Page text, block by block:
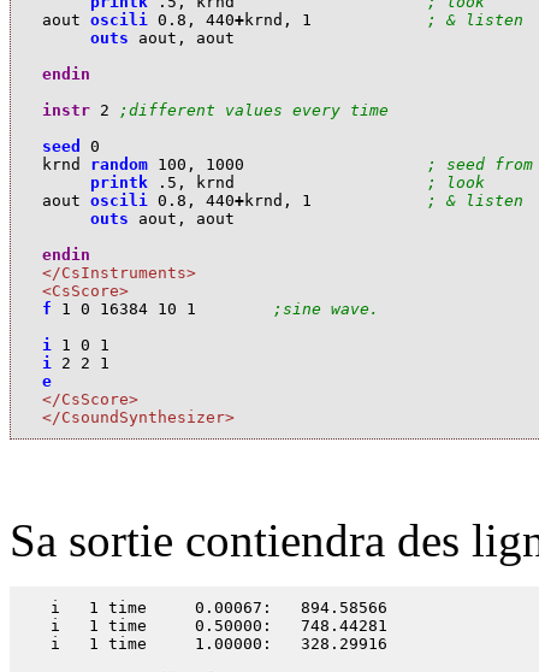
aout oscili 0.8 , 440+k rnd , 1
; & listen
outs
aout , aout
endin
instr 2
;different values every time
seed
0
k rnd random 100 , 1000
; seed from
printk
.5 , k rnd
; look
aout oscili 0.8 , 440+k rnd , 1
; & listen
outs
aout , aout
endin
</CsInstruments>
<CsScore>
f
1 0 16384 10 1
;sine wave.
i
1 0
1
i
2 2
1
e
</CsScore>
</CsoundSynthesizer>
Sa sortie contiendra des
i   1 time     0.00067:   894.58566
i   1 time     0.50000:   748.44281
i   1 time     1.00000:   328.29916